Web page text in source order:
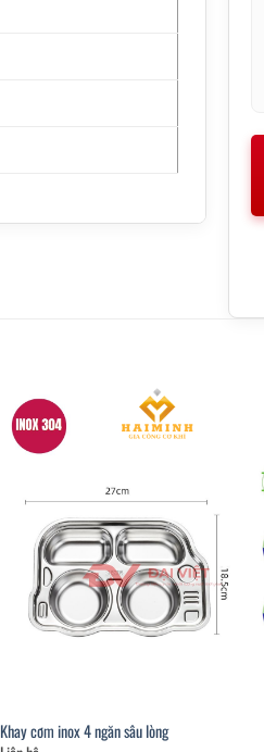
Khay cơm inox 4 ngăn sâu lòng